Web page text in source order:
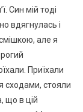
Син мій тоді
вдягнулась і
але я
Приїхали
сходами, стояли
що в цій